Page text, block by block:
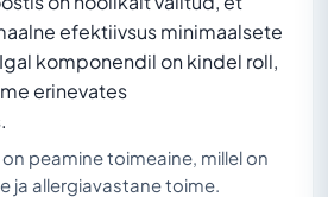
efektiivsus minimaalsete
komponendil on kindel roll,
erinevates
peamine toimeaine, millel on
ja allergiavastane toime.